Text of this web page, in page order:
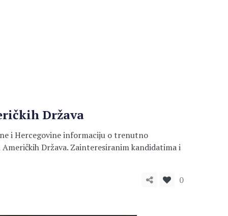
Država
i Hercegovine informaciju o trenutno
Država. Zainteresiranim kandidatima i
0